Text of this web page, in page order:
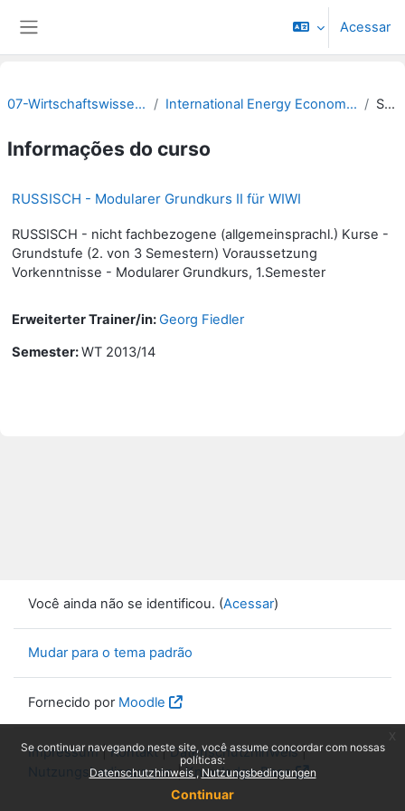
Se continuar navegando neste site, você assume concordar com nossas
políticas:
Datenschutzhinweis
Nutzungsbedingungen
Continuar
Acessar
07-Wirtschaftswissenschaftliche Fakultät International Energy Economics & Business Administration Sumário
Informações do curso
RUSSISCH - Modularer Grundkurs II für WIWI
RUSSISCH - nicht fachbezogene (allgemeinsprachl.) Kurse -
Grundstufe (2. von 3 Semestern) Voraussetzung
Vorkenntnisse - Modularer Grundkurs, 1.Semester
Erweiterter Trainer/in:Georg Fiedler
Semester:WT 2013/14
Você ainda não se identificou. (Acessar)
Mudar para o tema padrão
Fornecido por Moodle
Impressum|Kontakt|Datenschutzhinweis|
Nutzungsbedingungen|Knowledge Base